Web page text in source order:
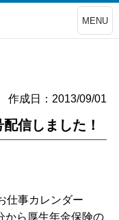
MENU
作成日：2013/09/01
信しました！
仕事カレンダー
から厚生年金保険の